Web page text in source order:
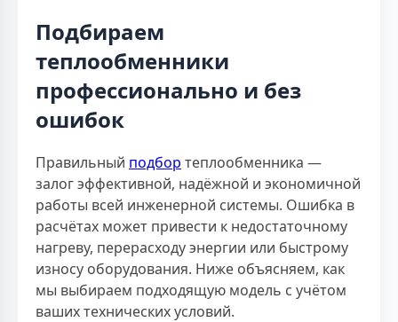
Подбираем
теплообменники
профессионально и без
ошибок
Правильный подбор теплообменника —
залог эффективной, надёжной и экономичной
работы всей инженерной системы. Ошибка в
расчётах может привести к недостаточному
нагреву, перерасходу энергии или быстрому
износу оборудования. Ниже объясняем, как
мы выбираем подходящую модель с учётом
ваших технических условий.